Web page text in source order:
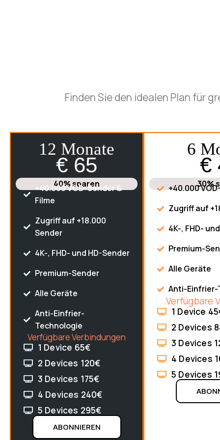
Finden Sie den idealen Plan für
12 Monate
€ 65
40% sparen
+40.000 VOD-Sender &
Filme
Zugriff auf +18.000
Sender
4K-, FHD- und HD-Sender
Premium-Sender
Alle Geräte
Anti-Einfrier-
Technologie
Verfügbare Verbindungen
1 Device 65€
2 Devices 120€
3 Devices 175€
4 Devices 240€
5 Devices 295€
ABONNIEREN
6
€
30%
+40.000
Zugriff auf
4K-, FHD-
Premium-
Alle Geräte
Anti-
Verfügbare
1 Device
2 Devices
3 Devices
4 Devices
5 Devices